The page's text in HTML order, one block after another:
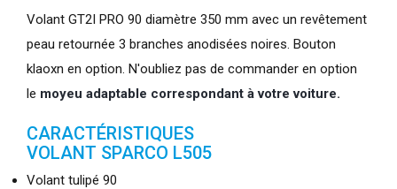
Volant GT2I PRO 90 diamètre 350 mm avec un revêtement
peau retournée 3 branches anodisées noires. Bouton
klaoxn en option. N'oubliez pas de commander en option
le moyeu adaptable correspondant à votre voiture.
CARACTÉRISTIQUES
VOLANT SPARCO L505
Volant tulipé 90